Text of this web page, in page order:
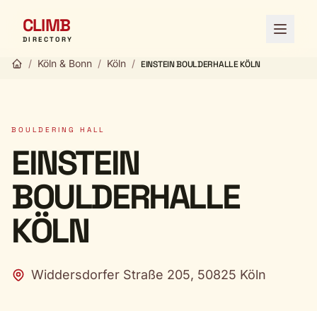
CLIMB
DIRECTORY Open
/ Köln & Bonn / Köln / EINSTEIN BOULDERHALLE KÖLN
BOULDERING HALL
EINSTEIN
BOULDERHALLE
KÖLN
Widdersdorfer Straße 205, 50825 Köln